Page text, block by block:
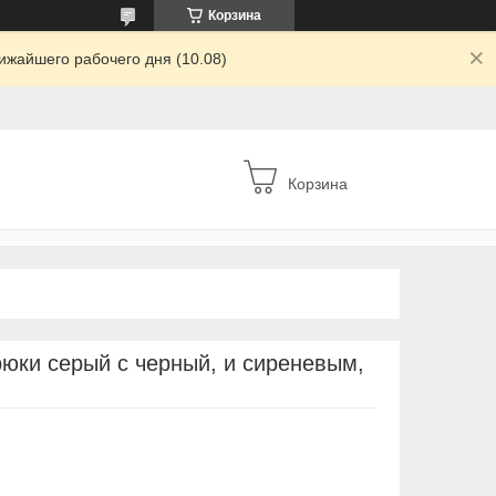
Корзина
рабочего дня (10.08)
Корзина
серый с черный, и сиреневым,